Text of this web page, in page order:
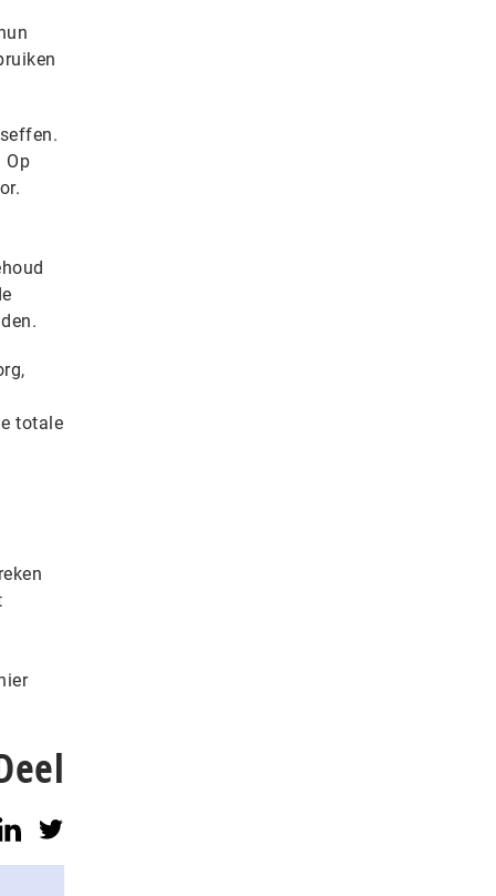
Op
totale